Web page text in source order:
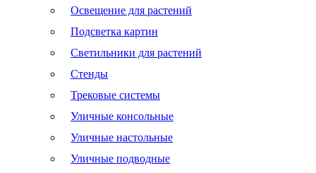
Освещение для растений
Подсветка картин
Светильники для растений
Стенды
Трековые системы
Уличные консольные
Уличные настольные
Уличные подводные